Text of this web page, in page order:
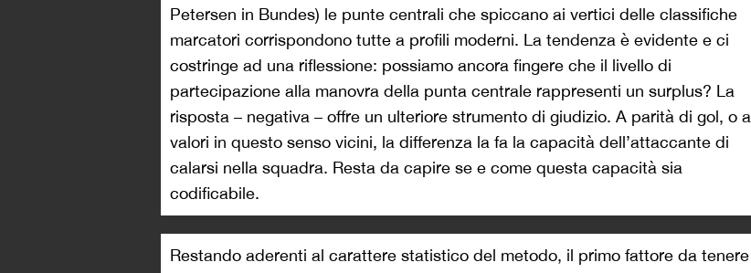
Petersen in Bundes) le punte centrali che spiccano ai vertici delle classifiche
marcatori corrispondono tutte a profili moderni. La tendenza è evidente e ci
costringe ad una riflessione: possiamo ancora fingere che il livello di
partecipazione alla manovra della punta centrale rappresenti un surplus? La
risposta – negativa – offre un ulteriore strumento di giudizio. A parità di gol, o a
valori in questo senso vicini, la differenza la fa la capacità dell’attaccante di
calarsi nella squadra. Resta da capire se e come questa capacità sia
codificabile.
Restando aderenti al carattere statistico del metodo, il primo fattore da tenere